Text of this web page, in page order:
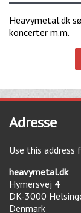
Heavymetal.dk
koncerter m.m.
Adresse
Use this address
heavymetal.dk
Hymersvej 4
DK-3000
Denmark